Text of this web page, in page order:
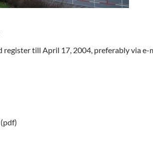
register till April 17, 2004, preferably via e-
(pdf)